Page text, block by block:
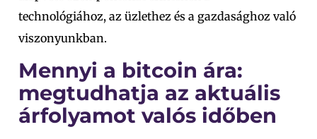
technológiához, az üzlethez és a gazdasághoz való
viszonyunkban.
Mennyi a bitcoin ára:
megtudhatja az aktuális
árfolyamot valós időben